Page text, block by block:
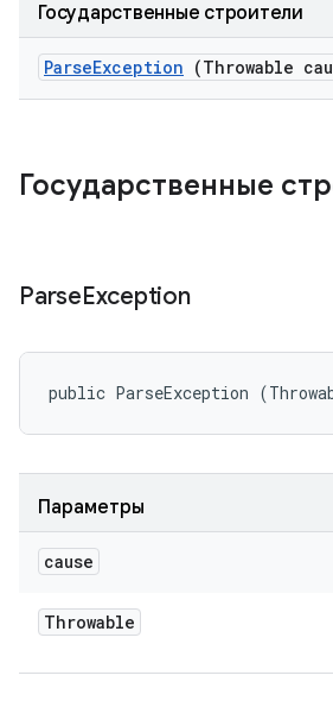
Государственные строители
ParseException (Throwable
Государственные
ParseException
public ParseException
Параметры
cause
Throwable